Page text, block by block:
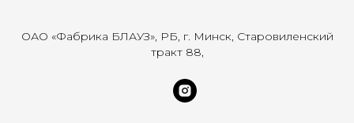
ОАО «Фабрика БЛАУЗ», РБ, г. Минск, Старовиленский
тракт 88,